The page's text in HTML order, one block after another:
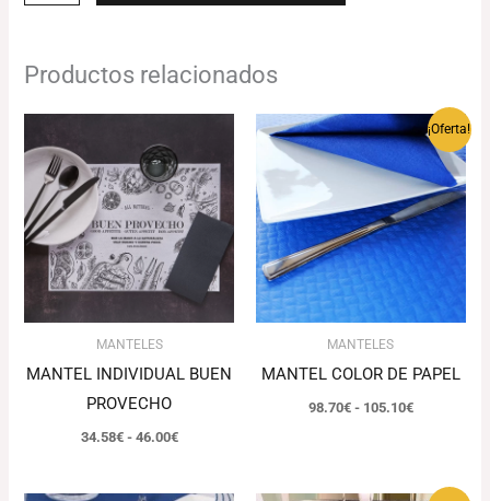
Productos relacionados
MANTELES
MANTEL INDIVIDUAL BUEN
PROVECHO
34.58€ - 46.00€
precios:
desde
34.58€
hasta
46.00€
¡Oferta!
MANTELES
MANTEL COLOR DE PAPEL
98.70€ - 105.10€
Rango
de
precios:
desde
98.70€
hasta
105.10€